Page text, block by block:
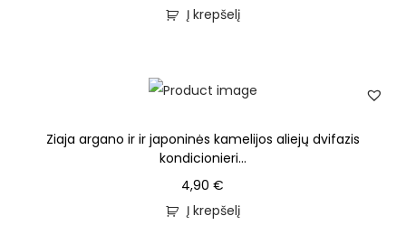
Į krepšelį
Ziaja argano ir ir japoninės kamelijos aliejų dvifazis
kondicionieri...
4,90€
Į krepšelį